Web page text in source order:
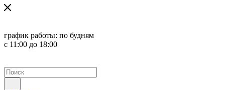
график работы: по будням
с 11:00 до 18:00